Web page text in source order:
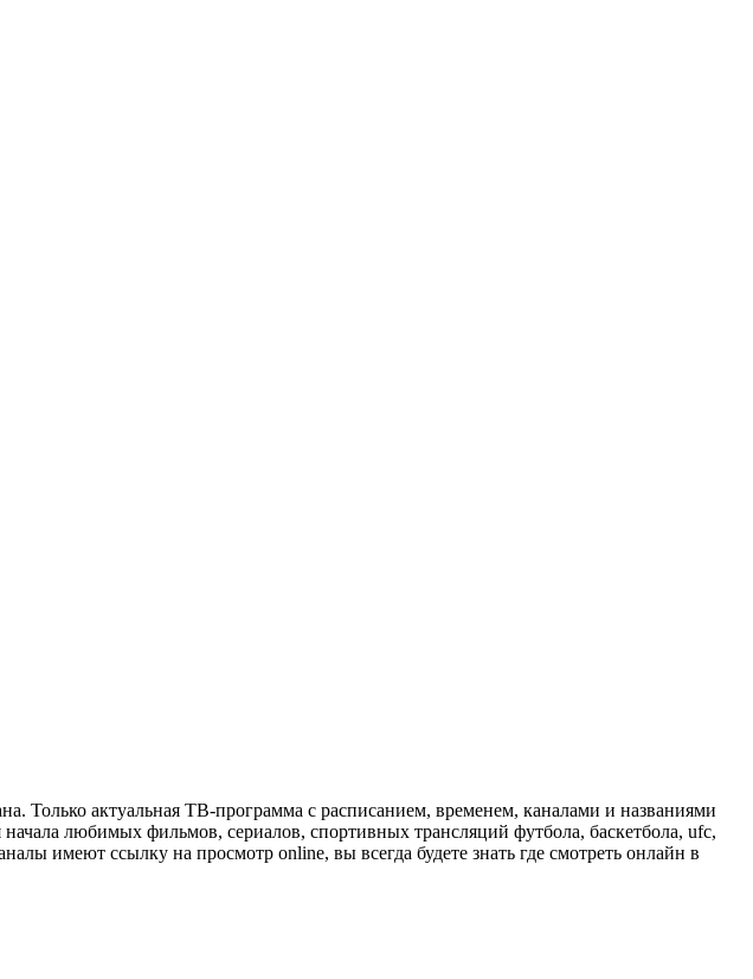
Только актуальная ТВ-программа с расписанием, временем, каналами и названиями
любимых фильмов, сериалов, спортивных трансляций футбола, баскетбола, ufc,
имеют ссылку на просмотр online, вы всегда будете знать где смотреть онлайн в